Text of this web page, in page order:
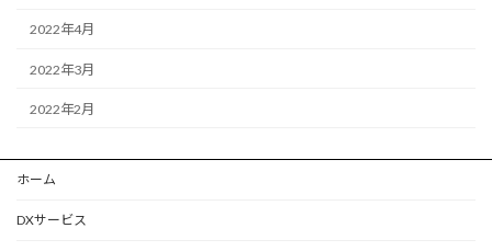
2022年4月
2022年3月
2022年2月
ホーム
DXサービス